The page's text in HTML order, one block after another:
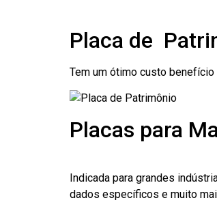
Placa de
Tem um ótimo custo
Placas para
Indicada para grandes
dados específicos e muito